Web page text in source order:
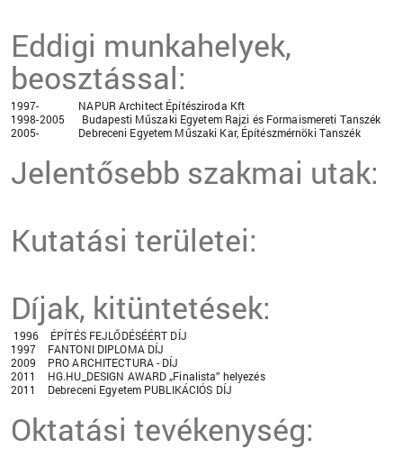
Eddigi munkahelyek,
beosztással:
1997- NAPUR Architect Építésziroda Kft
1998-2005 Budapesti Műszaki Egyetem Rajzi és Formaismereti Tanszék
2005- Debreceni Egyetem Műszaki Kar, Építészmérnöki Tanszék
Jelentősebb szakmai utak:
Kutatási területei:
Díjak, kitüntetések:
1996 ÉPÍTÉS FEJLŐDÉSÉÉRT DÍJ
1997 FANTONI DIPLOMA DÍJ
2009 PRO ARCHITECTURA - DÍJ
2011 HG.HU_DESIGN AWARD „Finalista” helyezés
2011 Debreceni Egyetem PUBLIKÁCIÓS DÍJ
Oktatási tevékenység: